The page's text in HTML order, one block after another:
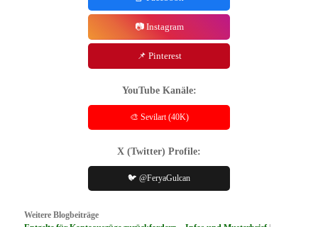
📷 Instagram
📌 Pinterest
YouTube Kanäle:
🎨 Sevilart (40K)
X (Twitter) Profile:
🐦 @FeryaGulcan
Weitere Blogbeiträge